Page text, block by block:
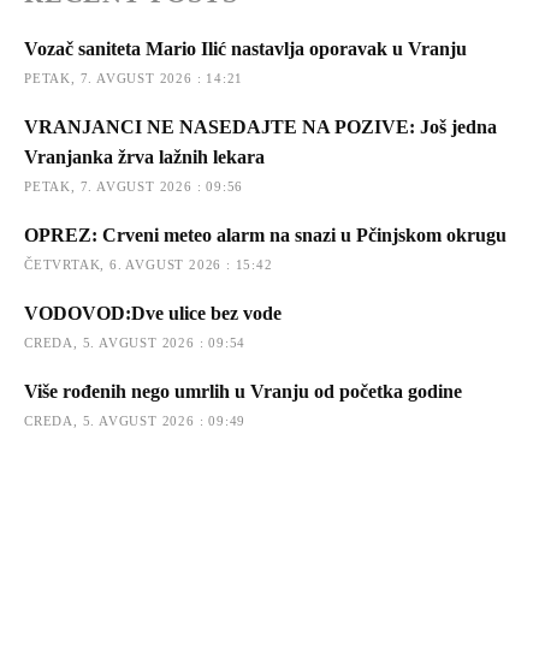
Vozač saniteta Mario Ilić nastavlja oporavak u Vranju
PETAK, 7. AVGUST 2026 : 14:21
VRANJANCI NE NASEDAJTE NA POZIVE: Još jedna
Vranjanka žrva lažnih lekara
PETAK, 7. AVGUST 2026 : 09:56
OPREZ: Crveni meteo alarm na snazi u Pčinjskom okrugu
ČETVRTAK, 6. AVGUST 2026 : 15:42
VODOVOD:Dve ulice bez vode
CREDA, 5. AVGUST 2026 : 09:54
Više rođenih nego umrlih u Vranju od početka godine
CREDA, 5. AVGUST 2026 : 09:49